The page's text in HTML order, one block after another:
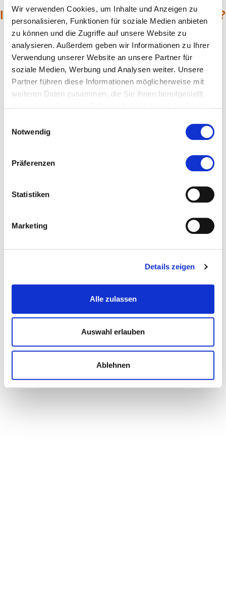
Wir verwenden Cookies, um Inhalte und Anzeigen zu
personalisieren, Funktionen für soziale Medien anbieten
zu können und die Zugriffe auf unsere Website zu
analysieren. Außerdem geben wir Informationen zu Ihrer
Verwendung unserer Website an unsere Partner für
soziale Medien, Werbung und Analysen weiter. Unsere
Partner führen diese Informationen möglicherweise mit
weiteren Daten zusammen, die Sie ihnen bereitgestellt
Notwendig
Präferenzen
Statistiken
Marketing
Details zeigen
Alle zulassen
Auswahl erlauben
Ablehnen
Interesse an unseren Veranstaltungen?
sav-weissachertal.de
Schwäbischer Albverein Ortsgruppe Weissacher Tal
Kontakt | Satzung|Impressum | Datenschutz|Cookie–
Kirchberg 9
info@sav-weissachertal.de